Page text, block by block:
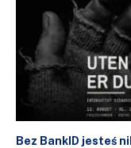
Bez BankID jesteś